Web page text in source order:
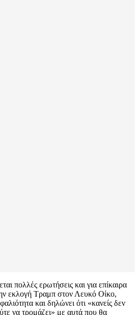
πολλές ερωτήσεις και για επίκαιρα
εκλογή Τραμπ στον Λευκό Οίκο,
και δηλώνει ότι «κανείς δεν
να τρομάζει» με αυτά που θα